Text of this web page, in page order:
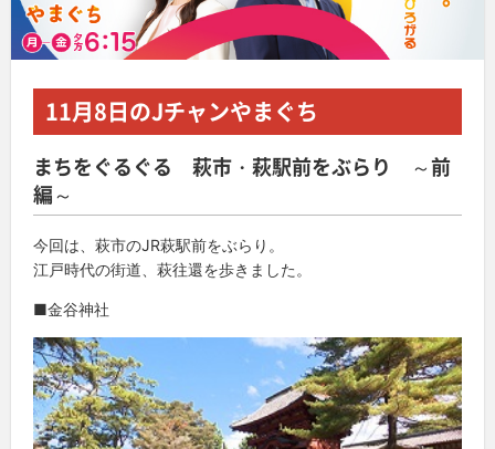
11月8日のJチャンやまぐち
まちをぐるぐる 萩市・萩駅前をぶらり ～前
編～
今回は、萩市のJR萩駅前をぶらり。
江戸時代の街道、萩往還を歩きました。
■金谷神社